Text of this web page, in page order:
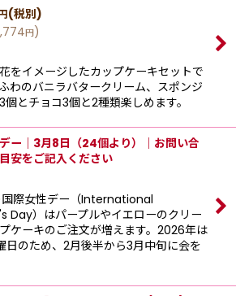
(税別)
円)
をイメージしたカップケーキセットで
わのバニラバタークリーム、スポンジ
個とチョコ3個と2種類楽しめます。
ー｜3月8日（24個より）｜お問い合
安をご記入ください
際女性デー（International
Day）はパープルやイエローのクリー
ケーキのご注文が増えます。2026年は
日のため、2月後半から3月中旬に会を